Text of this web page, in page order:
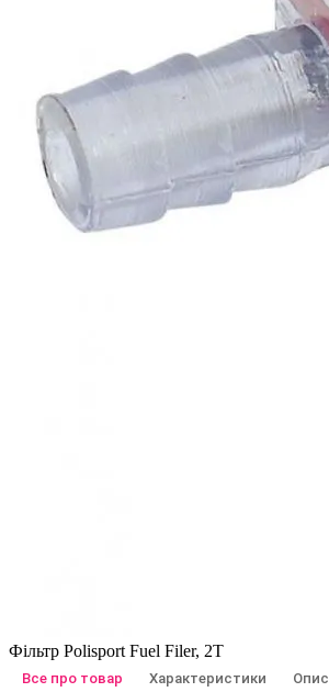
Фільтр Polisport Fuel Filer, 2T
Все про товар Характеристики Опис